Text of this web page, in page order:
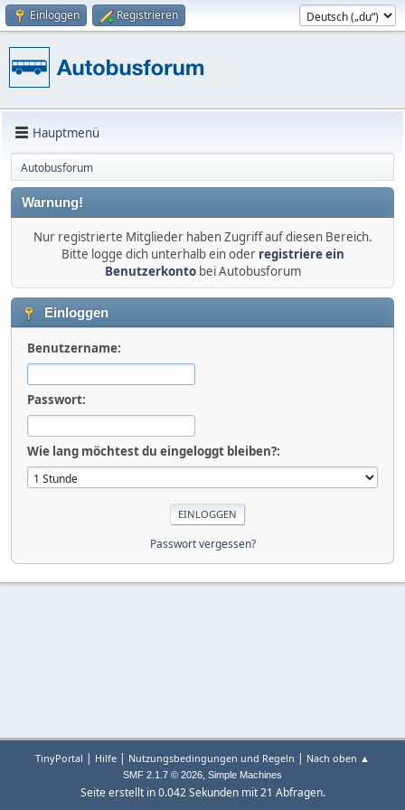
Einloggen Registrieren
Hauptmenü
Autobusforum
Warnung!
Nur registrierte Mitglieder haben Zugriff auf diesen Bereich.
Bitte logge dich unterhalb ein oder registriere ein
Benutzerkontobei Autobusforum
Einloggen
Benutzername:
Passwort:
Wie lang möchtest du eingeloggt bleiben?:
Passwort vergessen?
TinyPortal | Hilfe | Nutzungsbedingungen und Regeln | Nach oben ▲
SMF 2.1.7 © 2026, Simple Machines
Seite erstellt in 0.042 Sekunden mit 21 Abfragen.